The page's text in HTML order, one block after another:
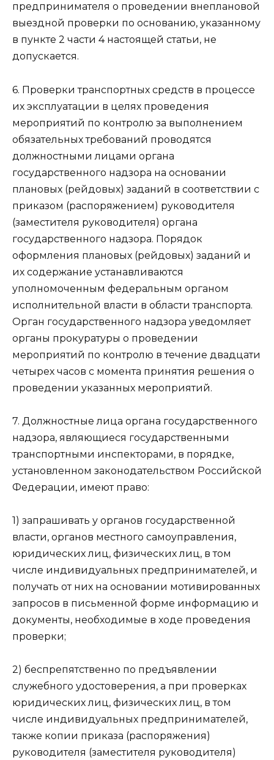
предпринимателя о проведении внеплановой
выездной проверки по основанию, указанному
в пункте 2 части 4 настоящей статьи, не
допускается.
6. Проверки транспортных средств в процессе
их эксплуатации в целях проведения
мероприятий по контролю за выполнением
обязательных требований проводятся
должностными лицами органа
государственного надзора на основании
плановых (рейдовых) заданий в соответствии с
приказом (распоряжением) руководителя
(заместителя руководителя) органа
государственного надзора. Порядок
оформления плановых (рейдовых) заданий и
их содержание устанавливаются
уполномоченным федеральным органом
исполнительной власти в области транспорта.
Орган государственного надзора уведомляет
органы прокуратуры о проведении
мероприятий по контролю в течение двадцати
четырех часов с момента принятия решения о
проведении указанных мероприятий.
7. Должностные лица органа государственного
надзора, являющиеся государственными
транспортными инспекторами, в порядке,
установленном законодательством Российской
Федерации, имеют право:
1) запрашивать у органов государственной
власти, органов местного самоуправления,
юридических лиц, физических лиц, в том
числе индивидуальных предпринимателей, и
получать от них на основании мотивированных
запросов в письменной форме информацию и
документы, необходимые в ходе проведения
проверки;
2) беспрепятственно по предъявлении
служебного удостоверения, а при проверках
юридических лиц, физических лиц, в том
числе индивидуальных предпринимателей,
также копии приказа (распоряжения)
руководителя (заместителя руководителя)